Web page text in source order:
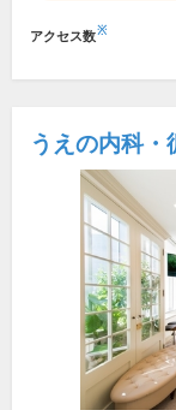
アクセス数※
うえの内科・